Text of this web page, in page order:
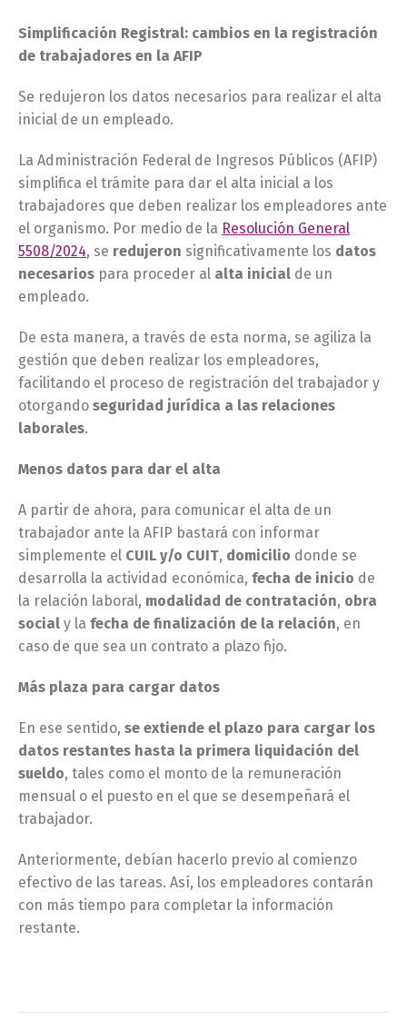
Simplificación Registral: cambios en la registración
de trabajadores en la AFIP
Se redujeron los datos necesarios para realizar el alta
inicial de un empleado.
La Administración Federal de Ingresos Públicos (AFIP)
simplifica el trámite para dar el alta inicial a los
trabajadores que deben realizar los empleadores ante
el organismo. Por medio de la Resolución General
5508/2024, se redujeron significativamente los datos
necesarios para proceder al alta inicial de un
empleado.
De esta manera, a través de esta norma, se agiliza la
gestión que deben realizar los empleadores,
facilitando el proceso de registración del trabajador y
otorgando seguridad jurídica a las relaciones
laborales.
Menos datos para dar el alta
A partir de ahora, para comunicar el alta de un
trabajador ante la AFIP bastará con informar
simplemente el CUIL y/o CUIT, domicilio donde se
desarrolla la actividad económica, fecha de inicio de
la relación laboral, modalidad de contratación, obra
social y la fecha de finalización de la relación, en
caso de que sea un contrato a plazo fijo.
Más plaza para cargar datos
En ese sentido, se extiende el plazo para cargar los
datos restantes hasta la primera liquidación del
sueldo, tales como el monto de la remuneración
mensual o el puesto en el que se desempeñará el
trabajador.
Anteriormente, debían hacerlo previo al comienzo
efectivo de las tareas. Así, los empleadores contarán
con más tiempo para completar la información
restante.